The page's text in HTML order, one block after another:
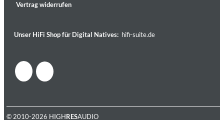
Vertrag widerrufen
Unser HiFi Shop für Digital Natives: hifi-suite.de
© 2010-2026 HIGHRESAUDIO